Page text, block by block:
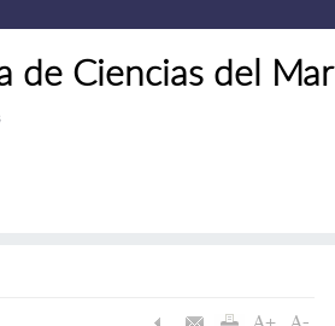
de Ciencias del Mar